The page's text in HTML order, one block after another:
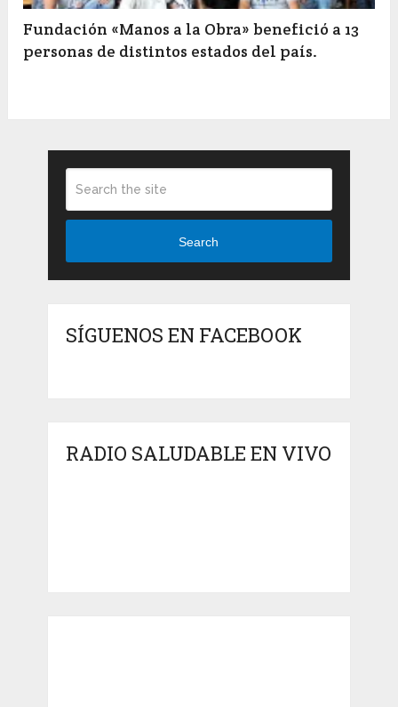
Fundación «Manos a la Obra» benefició a 13
personas de distintos estados del país.
Search
SÍGUENOS EN FACEBOOK
RADIO SALUDABLE EN VIVO